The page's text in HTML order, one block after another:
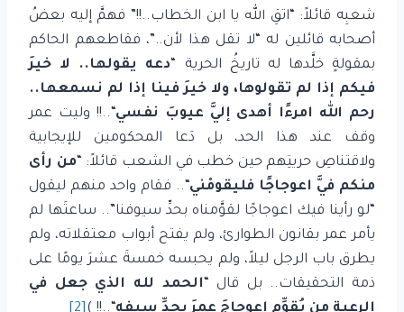
شعبِه قائلاً: “اتقِ الله يا ابن الخطاب..!!” فهمَّ إليه بعضُ
أصحابه قائلين له “لا تقل هذا لأن..”، فقاطعهم الحاكم
بمقولةٍ خلَّدها له تاريخُ الحرية “دعه يقولها.. لا خيرَ
فيكم إذا لم تقولوها، ولا خيرَ فينا إذا لم نسمعها..
رحم الله امرءًا أهدى إليَّ عيوبَ نفسي“..!! وليت عمر
وقف عند هذا الحد، بل دَعا المحكومين للإيجابية
ولاقتناصِ حريتِهم حين خطب في الشعب قائلاً: “من رأى
منكم فيَّ اعوجاجًا فليقومْني“.. فقام واحد منهم ليقول
“لو رأينا فيك اعوجاجًا لقوَّمناه بحدِّ سيوفنا”.. ساعتَها لم
يأمر عمر بقانون الطوارئ، ولم يفتح أبواب معتقلاته، ولم
يطرق باب الرجل ليلاً، ولم يحبسه خمسةَ عشرَ يومًا على
ذمة التحقيقات.. بل قال “الحمد لله الذي جعل في
الرعية من يُقوِّم اعوجاجَ عمرَ بحدِّ سيفه“..!! )
[2]